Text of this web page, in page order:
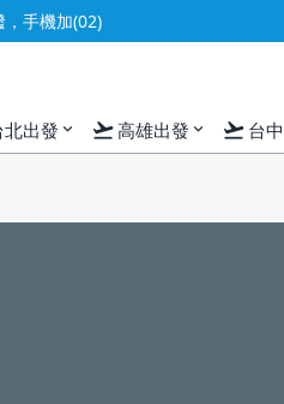
手機加(02)
北出發 expand_more flight_takeoff高雄出發 expand_more flight_takeoff 台